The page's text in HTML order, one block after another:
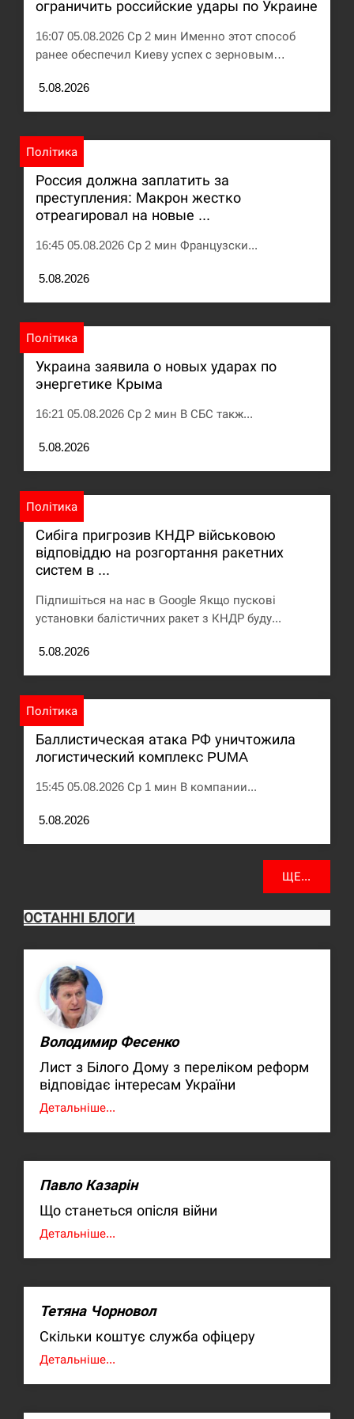
ограничить российские удары по Украине
16:07 05.08.2026 Ср 2 мин Именно этот способ
ранее обеспечил Киеву успех с зерновым…
5.08.2026
Політика
Россия должна заплатить за
преступления: Макрон жестко
отреагировал на новые ...
16:45 05.08.2026 Ср 2 мин Французски...
5.08.2026
Політика
Украина заявила о новых ударах по
энергетике Крыма
16:21 05.08.2026 Ср 2 мин В СБС такж...
5.08.2026
Політика
Сибіга пригрозив КНДР військовою
відповіддю на розгортання ракетних
систем в ...
Підпишіться на нас в Google Якщо пускові
установки балістичних ракет з КНДР буду...
5.08.2026
Політика
Баллистическая атака РФ уничтожила
логистический комплекс PUMA
15:45 05.08.2026 Ср 1 мин В компании...
5.08.2026
ЩЕ...
ОСТАННІ БЛОГИ
Володимир Фесенко
Лист з Білого Дому з переліком реформ
відповідає інтересам України
Детальніше...
Павло Казарін
Що станеться опісля війни
Детальніше...
Тетяна Чорновол
Скільки коштує служба офіцеру
Детальніше...